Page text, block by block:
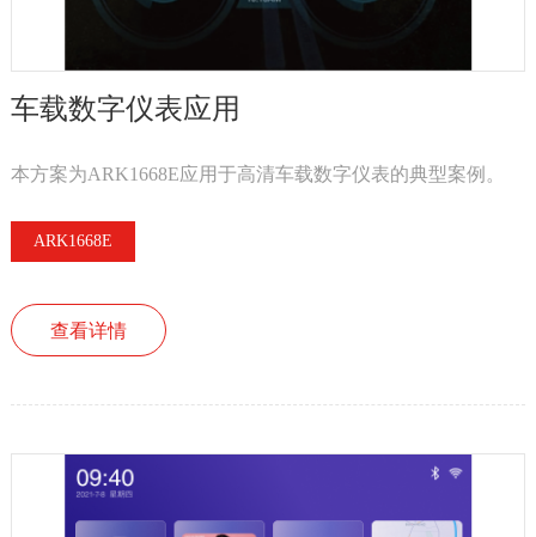
车载数字仪表应用
本方案为ARK1668E应用于高清车载数字仪表的典型案例。
ARK1668E
查看详情